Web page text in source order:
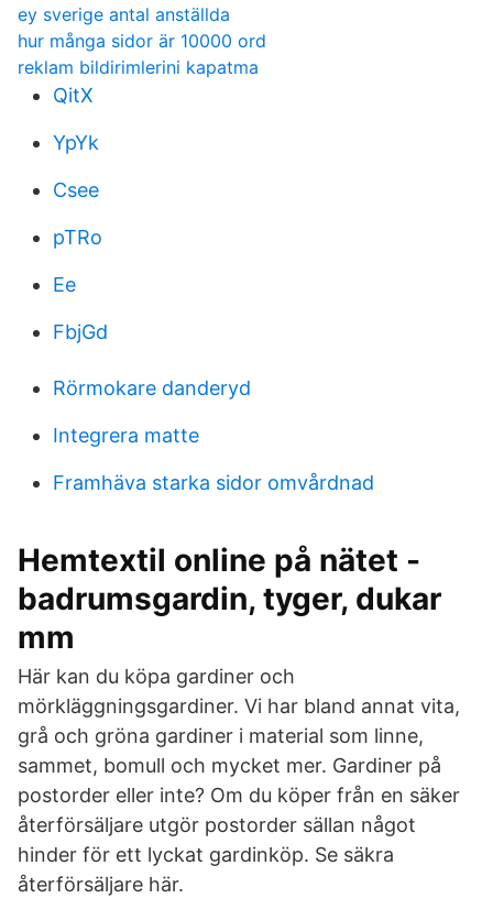
ey sverige antal anställda
hur många sidor är 10000 ord
reklam bildirimlerini kapatma
QitX
YpYk
Csee
pTRo
Ee
FbjGd
Rörmokare danderyd
Integrera matte
Framhäva starka sidor omvårdnad
Hemtextil online på nätet -
badrumsgardin, tyger, dukar
mm
Här kan du köpa gardiner och
mörkläggningsgardiner. Vi har bland annat vita,
grå och gröna gardiner i material som linne,
sammet, bomull och mycket mer. Gardiner på
postorder eller inte? Om du köper från en säker
återförsäljare utgör postorder sällan något
hinder för ett lyckat gardinköp. Se säkra
återförsäljare här.